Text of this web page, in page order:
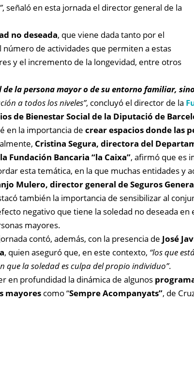
, señaló en esta jornada el director general de la
no deseada, que viene dada tanto por el
de actividades que permiten a estas
y el incremento de la longevidad, entre otros
la persona mayor o de su entorno familiar,
a todos los niveles”, concluyó el director de la
de Bienestar Social de la Diputació de
en la importancia de crear espacios donde las
Cristina Segura, directora del
Fundación Bancaria “la Caixa”, afirmó que es
esta temática, en la que muchas entidades y
Mulero, director general de Seguros
también la importancia de sensibilizar al
negativo que tiene la soledad no deseada en
mayores.
contó, además, con la presencia de José
, quien aseguró que, en este contexto, “los que
la soledad es culpa del propio individuo”.
en profundidad la dinámica de algunos
mayores como “Sempre Acompanyats”, de